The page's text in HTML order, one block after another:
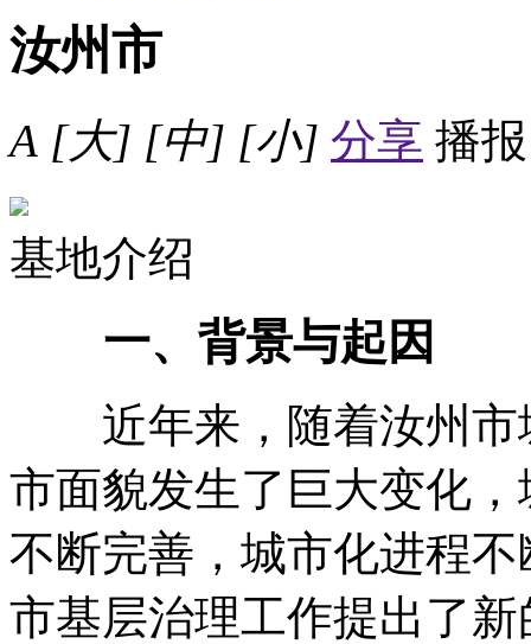
汝州市
A [大] [中] [小] 分享 播报
基地介绍
一、背景与起因
近年来，随着汝州市
市面貌发生了巨大变化
不断完善，城市化进程
市基层治理工作提出了